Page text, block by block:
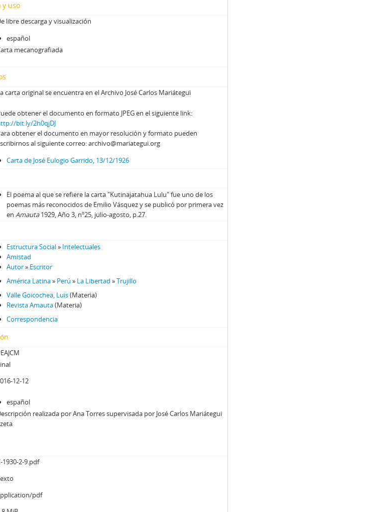
y uso
libre descarga y visualización
español
mecanografiada
carta original se encuentra en el Archivo José Carlos Mariátegui
obtener el documento en formato JPEG en el siguiente link:
bit.ly/2h0qjDJ
obtener el documento en mayor resolución y formato pueden
al siguiente correo: archivo@mariategui.org
Carta de José Eulogio Garrido, 13/12/1926
El poema al que se refiere la carta "Kutinajatahua Lulu" fue uno de los
poemas más reconocidos de Emilio Vásquez y se publicó por primera vez
enAmauta1929, Año 3, nº25, julio-agosto, p.27.
Estructura Social» Intelectuales
Amistad
Autor» Escritor
América Latina» Perú » La Libertad »Trujillo
Valle Goicochea, Luis(Materia)
Revista Amauta(Materia)
Correspondencia
12-12
español
realizada por Ana Torres supervisada por José Carlos Mariátegui
1930-2-9.pdf
pdf